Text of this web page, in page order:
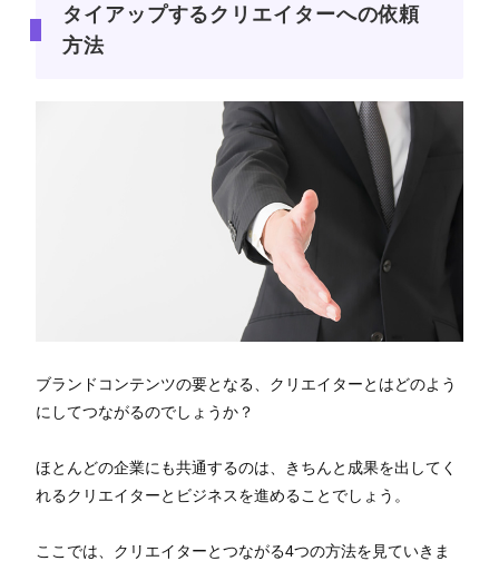
タイアップするクリエイターへの依頼
方法
ブランドコンテンツの要となる、クリエイターとはどのよう
にしてつながるのでしょうか？
ほとんどの企業にも共通するのは、きちんと成果を出してく
れるクリエイターとビジネスを進めることでしょう。
ここでは、クリエイターとつながる4つの方法を見ていきま